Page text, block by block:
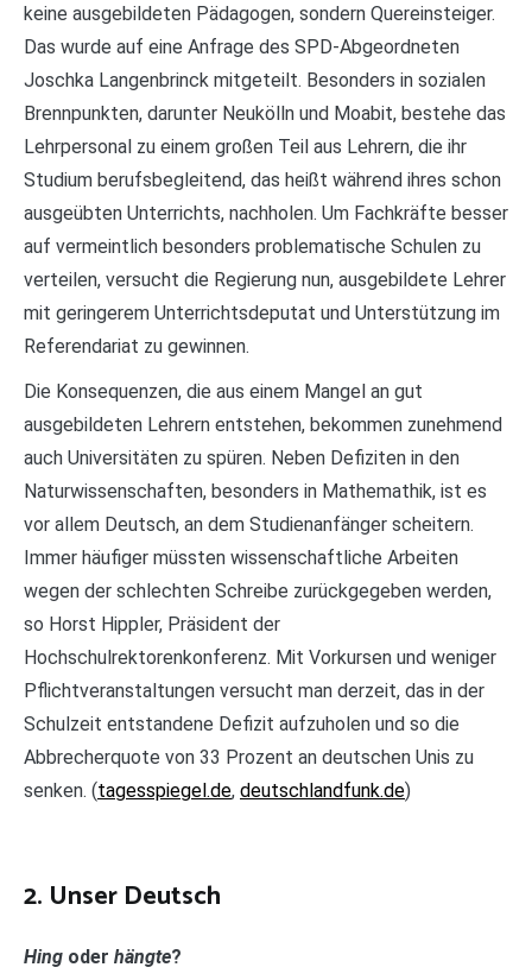
keine ausgebildeten Pädagogen, sondern Quereinsteiger.
Das wurde auf eine Anfrage des SPD-Abgeordneten
Joschka Langenbrinck mitgeteilt. Besonders in sozialen
Brennpunkten, darunter Neukölln und Moabit, bestehe das
Lehrpersonal zu einem großen Teil aus Lehrern, die ihr
Studium berufsbegleitend, das heißt während ihres schon
ausgeübten Unterrichts, nachholen. Um Fachkräfte besser
auf vermeintlich besonders problematische Schulen zu
verteilen, versucht die Regierung nun, ausgebildete Lehrer
mit geringerem Unterrichtsdeputat und Unterstützung im
Referendariat zu gewinnen.
Die Konsequenzen, die aus einem Mangel an gut
ausgebildeten Lehrern entstehen, bekommen zunehmend
auch Universitäten zu spüren. Neben Defiziten in den
Naturwissenschaften, besonders in Mathemathik, ist es
vor allem Deutsch, an dem Studienanfänger scheitern.
Immer häufiger müssten wissenschaftliche Arbeiten
wegen der schlechten Schreibe zurückgegeben werden,
so Horst Hippler, Präsident der
Hochschulrektorenkonferenz. Mit Vorkursen und weniger
Pflichtveranstaltungen versucht man derzeit, das in der
Schulzeit entstandene Defizit aufzuholen und so die
Abbrecherquote von 33 Prozent an deutschen Unis zu
senken. (tagesspiegel.de, deutschlandfunk.de)
2. Unser Deutsch
Hing oder hängte?